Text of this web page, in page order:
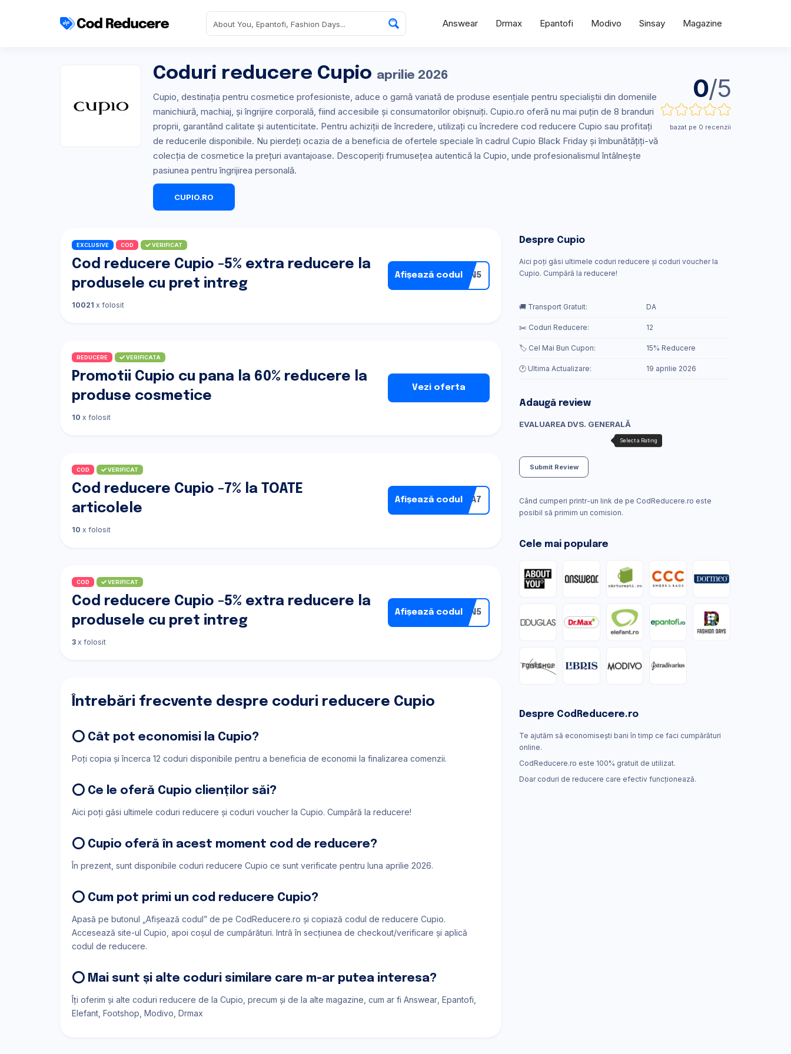
Answear Drmax Epantofi Modivo Sinsay Magazine
Coduri reducere Cupio aprilie 2026
Cupio, destinația pentru cosmetice profesioniste, aduce o gamă variată de produse esențiale pentru specialiștii din domeniile
manichiură, machiaj, și îngrijire corporală, fiind accesibile și consumatorilor obișnuiți. Cupio.ro oferă nu mai puțin de 8 branduri
proprii, garantând calitate și autenticitate. Pentru achiziții de încredere, utilizați cu încredere cod reducere Cupio sau profitați
de reducerile disponibile. Nu pierdeți ocazia de a beneficia de ofertele speciale în cadrul Cupio Black Friday și îmbunătățiți-vă
colecția de cosmetice la prețuri avantajoase. Descoperiți frumusețea autentică la Cupio, unde profesionalismul întâlnește
pasiunea pentru îngrijirea personală.
CUPIO.RO
0/5
bazat pe 0 recenzii
EXCLUSIVE COD VERIFICAT
Cod reducere Cupio -5% extra reducere la
produsele cu pret intreg
10021 x folosit
Afișează codulPON5
REDUCERE VERIFICATA
Promotii Cupio cu pana la 60% reducere la
produse cosmetice
10 x folosit
Vezi oferta
COD VERIFICAT
Cod reducere Cupio -7% la TOATE
articolele
10 x folosit
Afișează codul RIA7
COD VERIFICAT
Cod reducere Cupio -5% extra reducere la
produsele cu pret intreg
3 x folosit
Afișează codulPON5
Întrebări frecvente despre coduri reducere Cupio
⭕ Cât pot economisi la Cupio?
Poți copia și încerca 12 coduri disponibile pentru a beneficia de economii la finalizarea comenzii.
⭕ Ce le oferă Cupio clienților săi?
Aici poți găsi ultimele coduri reducere și coduri voucher la Cupio. Cumpără la reducere!
⭕ Cupio oferă în acest moment cod de reducere?
În prezent, sunt disponibile coduri reducere Cupio ce sunt verificate pentru luna aprilie 2026.
⭕ Cum pot primi un cod reducere Cupio?
Apasă pe butonul „Afișează codul” de pe CodReducere.ro și copiază codul de reducere Cupio.
Accesează site-ul Cupio, apoi coșul de cumpărături. Intră în secțiunea de checkout/verificare și aplică
codul de reducere.
⭕ Mai sunt și alte coduri similare care m-ar putea interesa?
Îți oferim și alte coduri reducere de la Cupio, precum și de la alte magazine, cum ar fi Answear Epantofi
Elefant Footshop Modivo Drmax
Despre Cupio
Aici poți găsi ultimele coduri reducere și coduri voucher la
Cupio. Cumpără la reducere!
🚚 Transport Gratuit: DA
✂️ Coduri Reducere: 12
🏷️ Cel Mai Bun Cupon: 15% Reducere
🕐 Ultima Actualizare: 19 aprilie 2026
Adaugă review
EVALUAREA DVS. GENERALĂ
Submit Review
Când cumperi printr-un link de pe CodReducere.ro este
posibil să primim un comision.
Cele mai populare
Despre CodReducere.ro
Te ajutăm să economisești bani în timp ce faci cumpărături
online.
CodReducere.ro este 100% gratuit de utilizat.
Doar coduri de reducere care efectiv funcţionează.